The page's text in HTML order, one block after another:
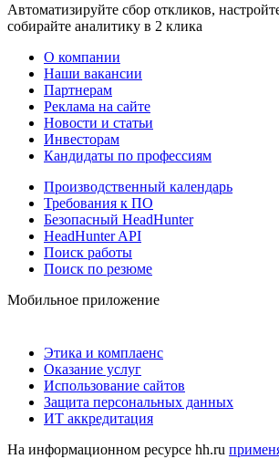
Автоматизируйте сбор откликов,
собирайте аналитику в 2 клика
О компании
Наши вакансии
Партнерам
Реклама на сайте
Новости и статьи
Инвесторам
Кандидаты по профессиям
Производственный календарь
Требования к ПО
Безопасный HeadHunter
HeadHunter API
Поиск работы
Поиск по резюме
Мобильное приложение
Этика и комплаенс
Оказание услуг
Использование сайтов
Защита персональных данных
ИТ аккредитация
На информационном ресурсе hh.ru